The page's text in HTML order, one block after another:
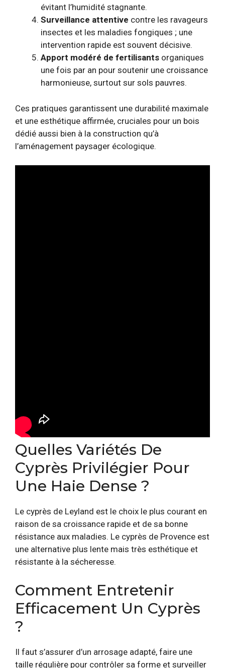
évitant l’humidité stagnante.
Surveillance attentive contre les ravageurs
insectes et les maladies fongiques ; une
intervention rapide est souvent décisive.
Apport modéré de fertilisants organiques
une fois par an pour soutenir une croissance
harmonieuse, surtout sur sols pauvres.
Ces pratiques garantissent une durabilité maximale
et une esthétique affirmée, cruciales pour un bois
dédié aussi bien à la construction qu’à
l’aménagement paysager écologique.
Quelles Variétés De
Cyprès Privilégier Pour
Une Haie Dense ?
Le cyprès de Leyland est le choix le plus courant en
raison de sa croissance rapide et de sa bonne
résistance aux maladies. Le cyprès de Provence est
une alternative plus lente mais très esthétique et
résistante à la sécheresse.
Comment Entretenir
Efficacement Un Cyprès
?
Il faut s’assurer d’un arrosage adapté, faire une
taille régulière pour contrôler sa forme et surveiller